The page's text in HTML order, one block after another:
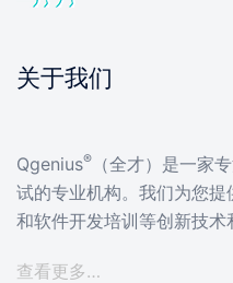
关于我们
Qgenius®
（全才）是一家
试的专业机构。我们为您
和软件开发培训等创新技术
查看更多…